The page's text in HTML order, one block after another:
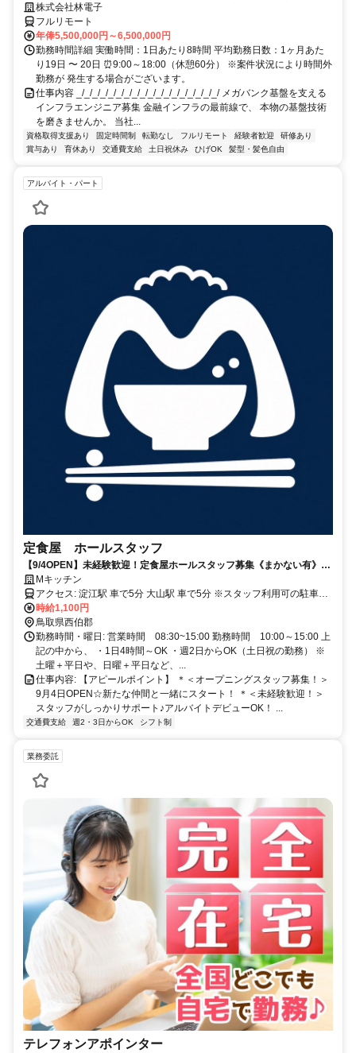
株式会社林電子
フルリモート
年俸5,500,000円～6,500,000円
勤務時間詳細 実働時間：1日あたり8時間 平均勤務日数：1ヶ月あた
り19日 〜 20日 ⏰9:00～18:00（休憩60分） ※案件状況により時間外
勤務が 発生する場合がございます。
仕事内容 _/_/_/_/_/_/_/_/_/_/_/_/_/_/_/_/_/_/ メガバンク基盤を支える
インフラエンジニア募集 金融インフラの最前線で、 本物の基盤技術
を磨きませんか。 当社...
資格取得支援あり 固定時間制 転勤なし フルリモート 経験者歓迎
研修あり
賞与あり
育休あり 交通費支給 土日祝休み ひげOK 髪型・髪色自由
アルバイト・パート
定食屋 ホールスタッフ
【9/4OPEN】未経験歓迎！定食屋ホールスタッフ募集《まかない有》髪
色・ネイル自由
Mキッチン
アクセス: 淀江駅 車で5分 大山駅 車で5分 ※スタッフ利用可の駐車場
有り
時給1,100円
鳥取県西伯郡
勤務時間・曜日: 営業時間 08:30~15:00 勤務時間 10:00～15:00 上
記の中から、 ・1日4時間～OK ・週2日からOK（土日祝の勤務） ※
土曜＋平日や、日曜＋平日など、...
仕事内容: 【アピールポイント】 ＊＜オープニングスタッフ募集！＞
9月4日OPEN☆新たな仲間と一緒にスタート！ ＊＜未経験歓迎！＞
スタッフがしっかりサポート♪アルバイトデビューOK！ ...
交通費支給 週2・3日からOK シフト制
業務委託
テレフォンアポインター